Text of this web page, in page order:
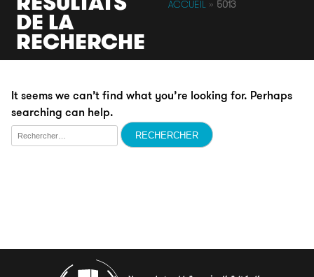
DE LA
RECHERCHE
ACCUEIL » 5013
It seems we can’t find what you’re looking for. Perhaps
searching can help.
Rechercher :